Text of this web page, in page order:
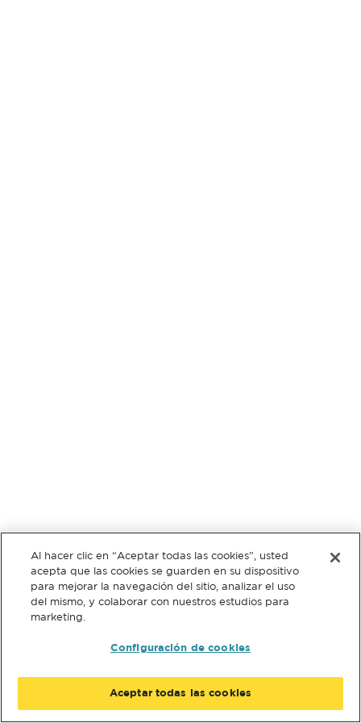
Al hacer clic en “Aceptar todas las cookies”, usted
acepta que las cookies se guarden en su dispositivo
para mejorar la navegación del sitio, analizar el uso
del mismo, y colaborar con nuestros estudios para
marketing.
Configuración de cookies
Aceptar todas las cookies